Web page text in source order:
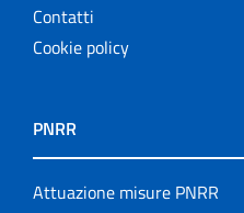
Contatti
Cookie policy
PNRR
Attuazione misure PNRR